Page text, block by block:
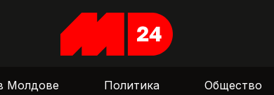
Молдове Политика Общество